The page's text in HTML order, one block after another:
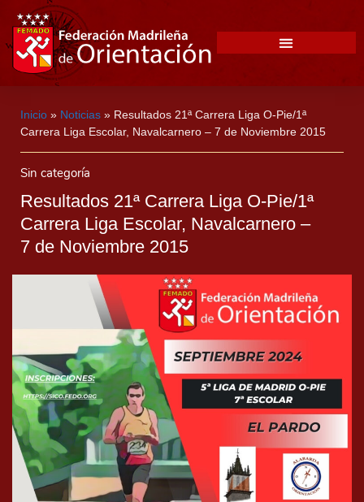
Inicio » Noticias » Resultados 21ª Carrera Liga O-Pie/1ª
Carrera Liga Escolar, Navalcarnero – 7 de Noviembre 2015
Sin categoría
Resultados 21ª Carrera Liga O-Pie/1ª
Carrera Liga Escolar, Navalcarnero –
7 de Noviembre 2015